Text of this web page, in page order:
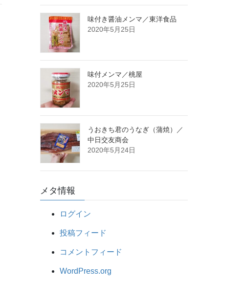
味付き醤油メンマ／東洋食品
2020年5月25日
味付メンマ／桃屋
2020年5月25日
うおきち君のうなぎ（蒲焼）／
中日交友商会
2020年5月24日
メタ情報
ログイン
投稿フィード
コメントフィード
WordPress.org